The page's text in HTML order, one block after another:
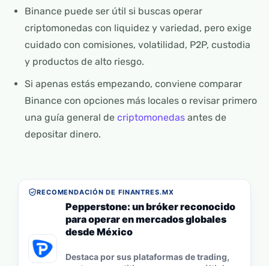
Binance puede ser útil si buscas operar
criptomonedas con liquidez y variedad, pero exige
cuidado con comisiones, volatilidad, P2P, custodia
y productos de alto riesgo.
Si apenas estás empezando, conviene comparar
Binance con opciones más locales o revisar primero
una guía general de criptomonedasantes de
depositar dinero.
RECOMENDACIÓN DE FINANTRES.MX
Pepperstone: un bróker reconocido
para operar en mercados globales
desde México
Destaca por sus plataformas de trading,